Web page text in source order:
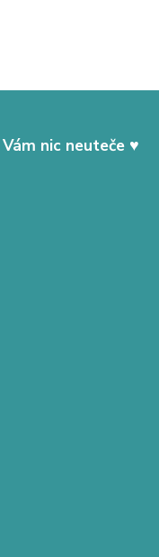
nic neuteče ♥